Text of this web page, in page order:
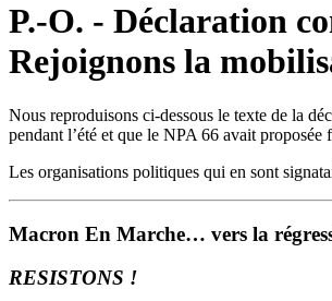
P.-O. - Déclaration
Rejoignons la
Nous reproduisons ci-dessous le texte de la
pendant l’été et que le NPA 66 avait
Les organisations politiques qui en sont
Macron En Marche… vers la
RESISTONS !